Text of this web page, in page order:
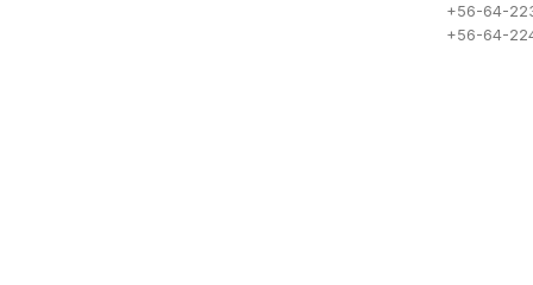
+56-64-
+56-64-